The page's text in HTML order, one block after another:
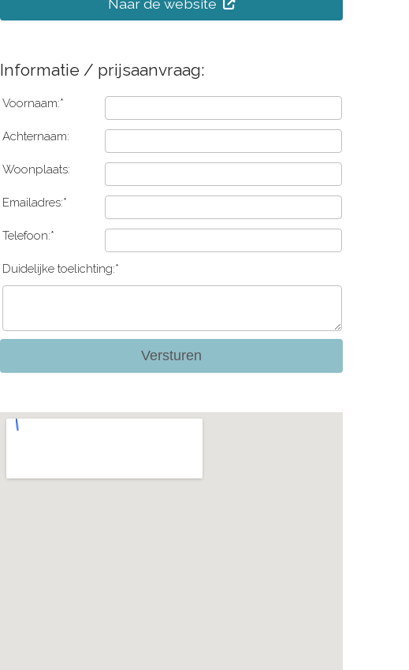
Naar de website
Informatie / prijsaanvraag:
Voornaam:*
Achternaam:
Woonplaats:
Emailadres:*
Telefoon:*
Duidelijke toelichting:*